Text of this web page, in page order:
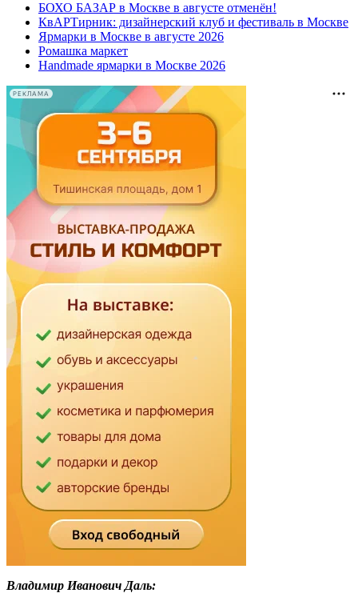
БОХО БАЗАР в Москве в августе отменён!
КвАРТирник: дизайнерский клуб и фестиваль в Москве
Ярмарки в Москве в августе 2026
Ромашка маркет
Handmade ярмарки в Москве 2026
РЕКЛАМА
Владимир Иванович Даль: